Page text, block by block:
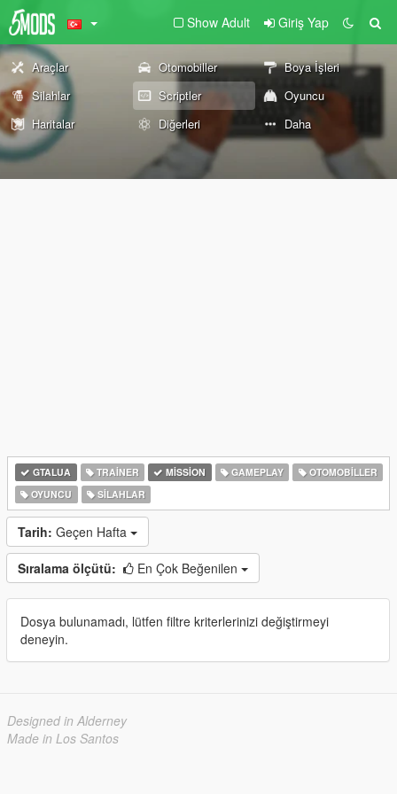
Show Adult Giriş Yap
Araçlar Otomobiller
Boya İşleri
Silahlar
Scriptler
Oyuncu
Haritalar
Diğerleri Daha
GTALUA TRAINER MISSION GAMEPLAY
OTOMOBILLER
OYUNCU
SILAHLAR
Tarih: Geçen Hafta
Sıralama ölçütü: En Çok Beğenilen
Dosya bulunamadı, lütfen filtre kriterlerinizi değiştirmeyi
deneyin.
Designed in Alderney
Made in Los Santos